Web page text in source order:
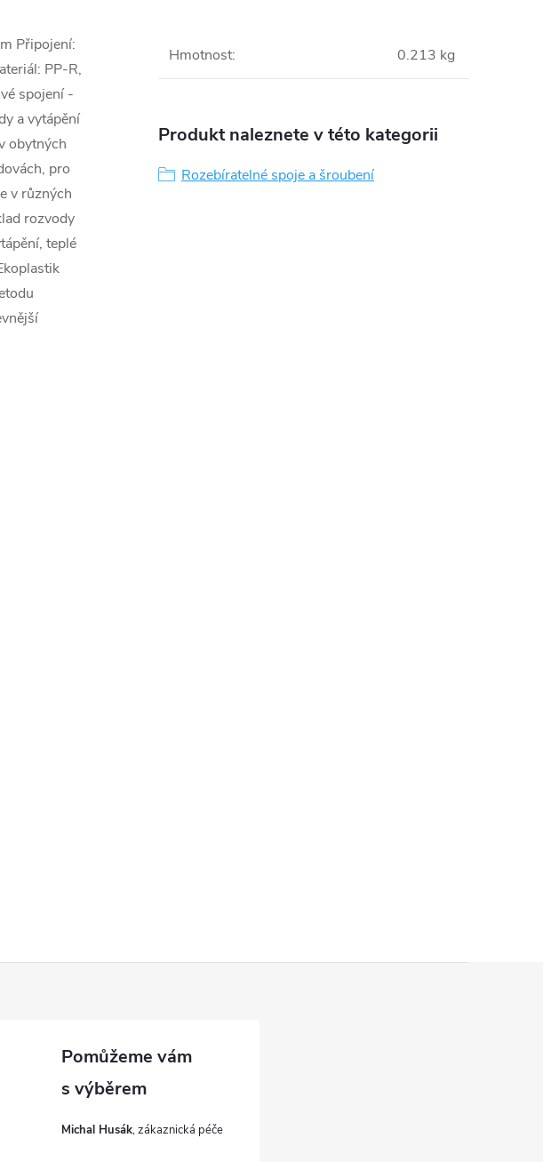
Připojení:
PP-R,
spojení -
a vytápění
obytných
pro
v různých
rozvody
teplé
Hmotnost: 0.213 kg
Produkt naleznete v této kategorii
Rozebíratelné spoje a šroubení
Michal Husák